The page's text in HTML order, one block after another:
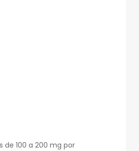
de 100 a 200 mg por